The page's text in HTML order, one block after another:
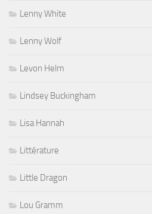
Lenny White
Lenny Wolf
Levon Helm
Lindsey Buckingham
Lisa Hannah
Littérature
Little Dragon
Lou Gramm